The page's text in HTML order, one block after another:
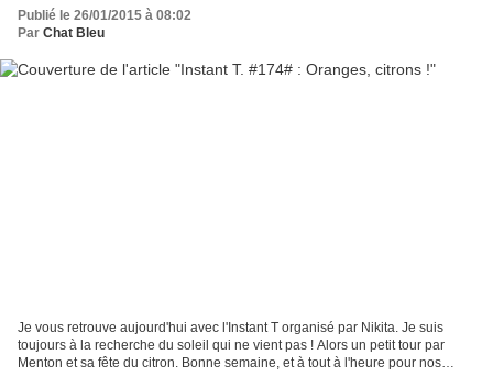
Publié le 26/01/2015 à 08:02
Par Chat Bleu
Je vous retrouve aujourd'hui avec l'Instant T organisé par Nikita. Je suis
toujours à la recherche du soleil qui ne vient pas ! Alors un petit tour par
Menton et sa fête du citron. Bonne semaine, et à tout à l'heure pour nos